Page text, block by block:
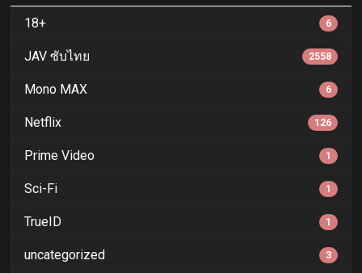
18+ 6
JAV ซับไทย 2558
Mono MAX 6
Netflix 126
Prime Video 1
Sci-Fi 1
TrueID 1
uncategorized 3